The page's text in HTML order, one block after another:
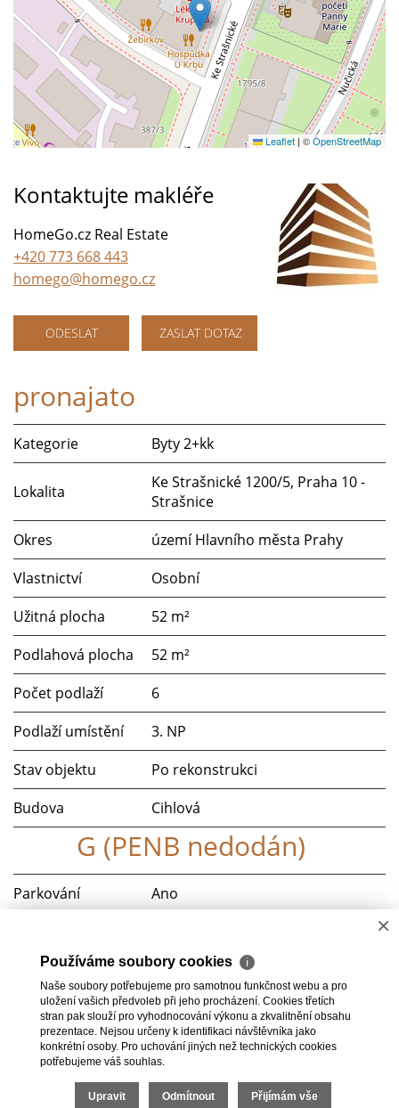
Leaflet |©OpenStreetMap
Kontaktujte makléře
HomeGo.cz Real Estate
+420 773 668 443
homego@homego.cz
ODESLAT ZASLAT DOTAZ
pronajato
Kategorie Byty 2+kk
Lokalita
Ke Strašnické 1200/5, Praha 10 -
Strašnice
Okres
území Hlavního města Prahy
Vlastnictví
Osobní
Užitná plocha
52 m²
Podlahová plocha
52 m²
Počet podlaží
6
Podlaží umístění
3. NP
Stav objektu
Po rekonstrukci
Budova
Cihlová
G (PENB nedodán)
Parkování
Ano
Telekomunikace
Telefon, Internet
Doprava
Vlak, MHD
2026 © HomeGo.cz, všechna práva vyhrazena |Cookies
×
Používáme soubory cookies ℹ
Naše soubory potřebujeme pro samotnou funkčnost webu a pro
uložení vašich předvoleb při jeho procházení. Cookies třetích
stran pak slouží pro vyhodnocování výkonu a zkvalitnění obsahu
prezentace. Nejsou určeny k identifikaci návštěvníka jako
konkrétní osoby. Pro uchování jiných než technických cookies
potřebujeme váš souhlas.
Upravit Odmítnout Přijímám vše